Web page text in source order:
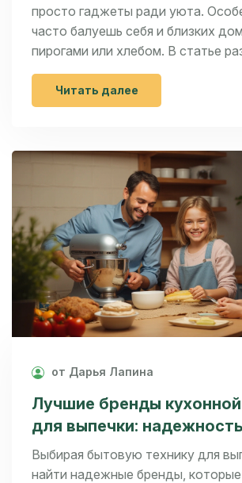
просто гаджеты ради уюта.
часто балуешь себя и близких
пирогами или хлебом. В статье
какие бренды оказались на
по соотношению цены и
на что смотреть перед покупкой,
выпечки. Это персональный
акцентом на реальный домашний
Читать далее
от Дарья Лапина
Лучшие бренды кухонной
для выпечки:
качество
Выбирая бытовую технику для
найти надежные бренды, которые